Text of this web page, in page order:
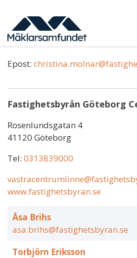
huvudinnehåll
Christina Molnar
Epost:
Fastighetsbyrån Göteborg
Rosenlundsgatan 4
41120 Göteborg
Tel: 0313839000
www.fastighetsbyran.se
Åsa Brihs
asa.brihs@fastighetsbyran.se
Torbjörn Eriksson